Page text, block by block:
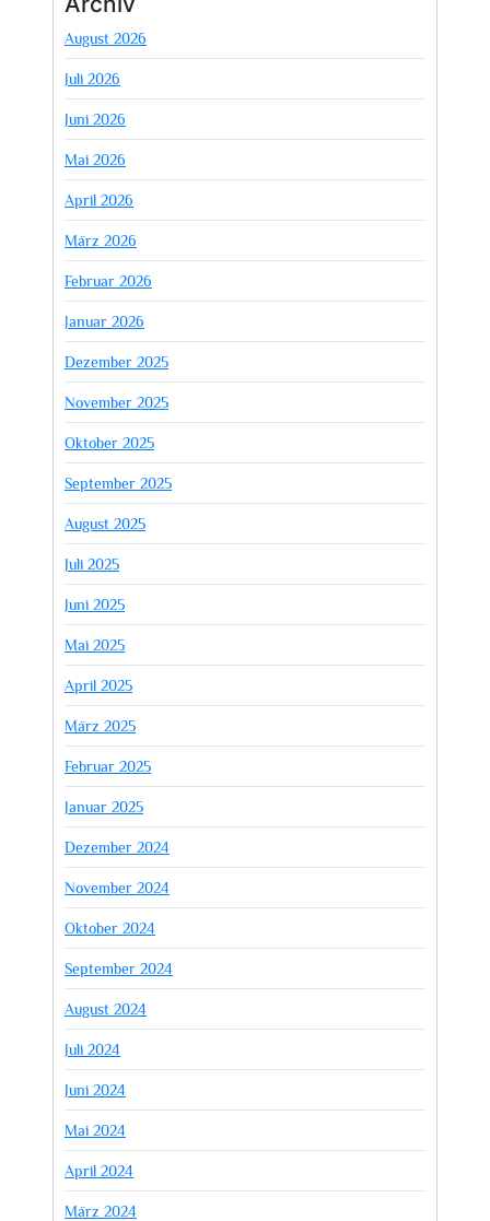
August 2026
Juli 2026
Juni 2026
Mai 2026
April 2026
März 2026
Februar 2026
Januar 2026
Dezember 2025
November 2025
Oktober 2025
September 2025
August 2025
Juli 2025
Juni 2025
Mai 2025
April 2025
März 2025
Februar 2025
Januar 2025
Dezember 2024
November 2024
Oktober 2024
September 2024
August 2024
Juli 2024
Juni 2024
Mai 2024
April 2024
März 2024